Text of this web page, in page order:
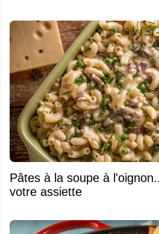
Pâtes à la soupe à
votre assiette